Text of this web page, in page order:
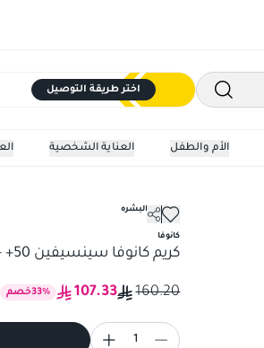
اختر طريقة التوصيل
العناية الشخصية الأم والطفل
كريم كانوفا سينسيفين 50+ - كريم مهدئ 50 مل
مرطبات البشره
كانوفا
كريم كانوفا سينسيفين 50+ - كريم مهدئ 50 مل
160.20
107.33
33% خصم
1